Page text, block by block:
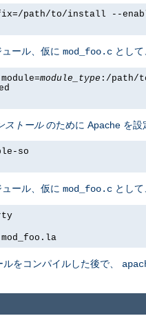
path/to/install --
ール、仮に mod_foo.c とし
module_type :/path/
ストールのために Apache を設
so
ール、仮に mod_foo.c とし
をコンパイルした後で、